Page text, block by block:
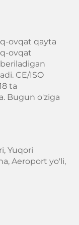
ovqat qayta
ovqat
CE/ISO
ta
Bugun o'ziga
Yuqori
Aeroport yo'li,